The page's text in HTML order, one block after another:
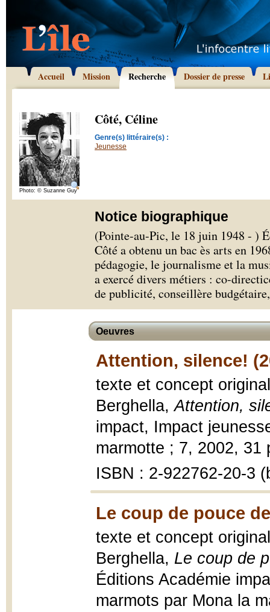
Accueil Mission Recherche Dossier de presse
Photo: © Suzanne Guy
Côté, Céline
Genre(s) littéraire(s) :
Jeunesse
Notice biographique
(Pointe-au-Pic, le 18 juin 1948 - )
Côté a obtenu un bac ès arts en
pédagogie, le journalisme et la
a exercé divers métiers : co-
de publicité, conseillère
Oeuvres
Attention, silence!
texte et concept
Berghella,Attention,
impact, Impact
marmotte ; 7, 2002,
ISBN : 2-922762-20-3
Le coup de pouce
texte et concept
Berghella, Le coup de
Éditions Académie
marmots par Mona la